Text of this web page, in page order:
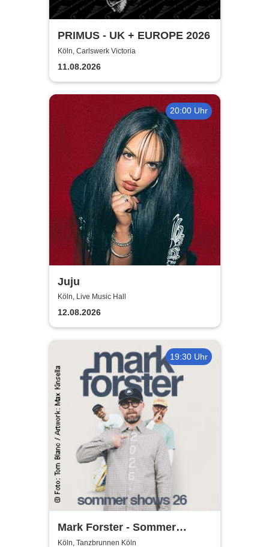
PRIMUS - UK + EUROPE 2026
Köln, Carlswerk Victoria
11.08.2026
20:00 Uhr
Juju
Köln, Live Music Hall
12.08.2026
19:30 Uhr
Mark Forster - Sommer
Shows 2026
Köln, Tanzbrunnen Köln